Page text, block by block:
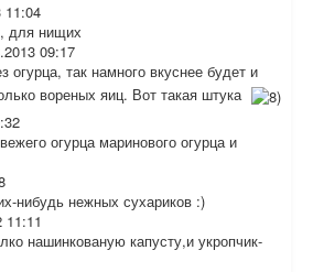
11:04
для нищих
09:17
огурца, так намного вкуснее будет и
вореных яиц. Вот такая штука
огурца маринового огурца и
нибудь нежных сухариков :)
11:11
нашинкованую капусту,и укропчик-